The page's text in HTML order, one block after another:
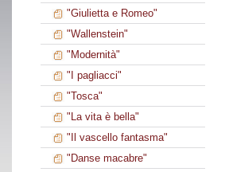
"Giulietta e Romeo"
"Wallenstein"
"Modernità"
"I pagliacci"
"Tosca"
"La vita è bella"
"Il vascello fantasma"
"Danse macabre"